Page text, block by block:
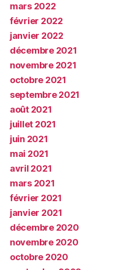
mars 2022
février 2022
janvier 2022
décembre 2021
novembre 2021
octobre 2021
septembre 2021
août 2021
juillet 2021
juin 2021
mai 2021
avril 2021
mars 2021
février 2021
janvier 2021
décembre 2020
novembre 2020
octobre 2020